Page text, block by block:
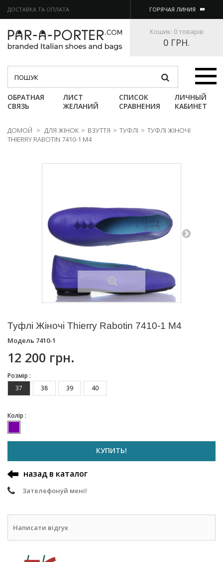
ДОСТАВКА ТА ОПЛАТА ГОРЯЧАЯ ЛИНИЯ
Кошик: 0 товарів
0 ГРН.
Категории
ОБРАТНАЯ
СВЯЗЬ
ЛИСТ
ЖЕЛАНИЙ
СПИСОК
СРАВНЕНИЯ
ЛИЧНЫЙ
КАБИНЕТ
ДОМОЙ > ДЛЯ ЖІНОК > ВЗУТТЯ > ТУФЛІ > ТУФЛІ ЖІНОЧІ
THIERRY RABOTIN 7410-1 M4
Туфлі Жіночі Thierry Rabotin 7410-1 M4
Модель 7410-1
12 200 грн.
Розмір :
37
38 39 40
Колір :
КУПИТЬ!
назад в каталог
Зателефонуй мені!
Написати відгук